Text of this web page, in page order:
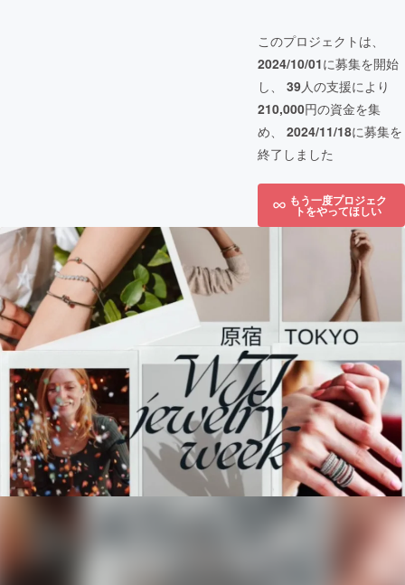
このプロジェクトは、
2024/10/01に募集を開始
し、 39人の支援により
210,000円の資金を集
め、 2024/11/18に募集を
終了しました
もう一度プロジェク
トをやってほしい